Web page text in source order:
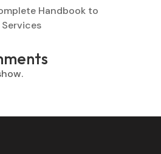
Handbook to